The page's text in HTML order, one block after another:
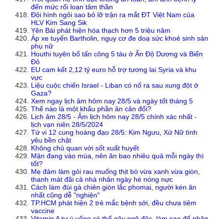
đến mức rối loạn tâm thần
Đội hình ngôi sao bỏ lỡ trận ra mắt ĐT Việt Nam của
HLV Kim Sang Sik
Yên Bái phát hiện hóa thạch hơn 5 triệu năm
Áp xe tuyến Bartholin, nguy cơ đe doạ sức khoẻ sinh sản
phụ nữ
Houthi tuyên bố tấn công 5 tàu ở Ấn Độ Dương và Biển
Đỏ
EU cam kết 2,12 tỷ euro hỗ trợ tương lai Syria và khu
vực
Liệu cuộc chiến Israel - Liban có nổ ra sau xung đột ở
Gaza?
Xem ngay lịch âm hôm nay 28/5 và ngày tốt tháng 5
Thế nào là một khẩu phần ăn cân đối?
Lịch âm 28/5 - Âm lịch hôm nay 28/5 chính xác nhất -
lịch vạn niên 28/5/2024
Tử vi 12 cung hoàng đạo 28/5: Kim Ngưu, Xử Nữ tình
yêu bền chặt
Không chủ quan với sốt xuất huyết
Mận đang vào mùa, nên ăn bao nhiêu quả mỗi ngày thì
tốt?
Mẹ đảm làm gỏi rau muống thịt bò vừa xanh vừa giòn,
thanh mát đãi cả nhà nhân ngày hè nóng nực
Cách làm đùi gà chiên giòn lắc phomai, người kén ăn
nhất cũng dễ "nghiện"
TP.HCM phát hiện 2 trẻ mắc bệnh sởi, đều chưa tiêm
vaccine